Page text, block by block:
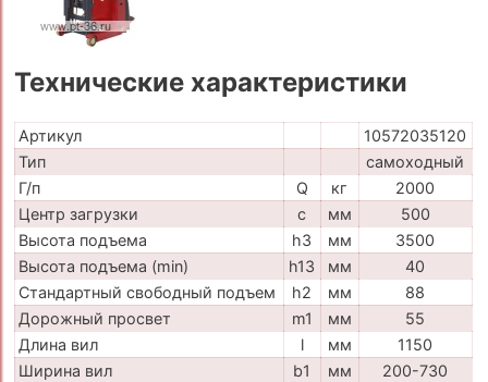
Технические характеристики
Артикул
10572035120
Тип
самоходный
Г/п
Q кг
2000
Центр загрузки
c мм
500
Высота подъема
h3 мм
3500
Высота подъема (min)
h13 мм
40
Стандартный свободный подъем
h2 мм
88
Дорожный просвет
m1 мм
55
Длина вил
l мм
1150
Ширина вил
b1 мм 200-730